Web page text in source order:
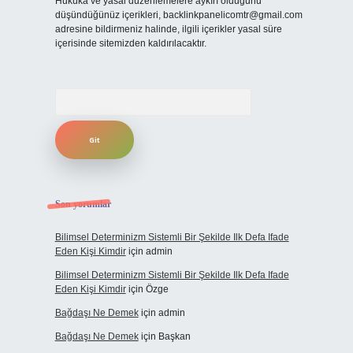
düşündüğünüz içerikleri, backlinkpanelicomtr@gmail.com
adresine bildirmeniz halinde, ilgili içerikler yasal süre
içerisinde sitemizden kaldırılacaktır.
Son yorumlar
Bilimsel Determinizm Sistemli Bir Şekilde Ilk Defa Ifade
Eden Kişi Kimdiriçin admin
Bilimsel Determinizm Sistemli Bir Şekilde Ilk Defa Ifade
Eden Kişi Kimdiriçin Özge
Bağdaşı Ne Demekiçin admin
Bağdaşı Ne Demekiçin Başkan